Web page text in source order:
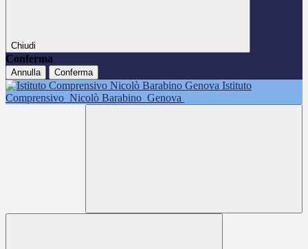
Chiudi
Conferma
Annulla Conferma
Istituto
Comprensivo Nicolò Barabino Genova